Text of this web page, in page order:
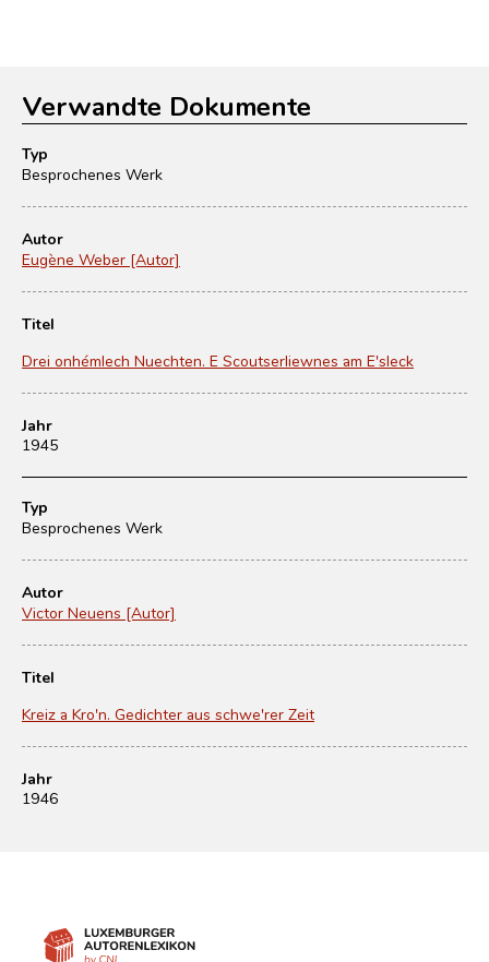
Verwandte Dokumente
Typ
Besprochenes Werk
Autor
Eugène Weber [Autor]
Titel
Drei onhémlech Nuechten. E Scoutserliewnes am E'sleck
Jahr
1945
Typ
Besprochenes Werk
Autor
Victor Neuens [Autor]
Titel
Kreiz a Kro'n. Gedichter aus schwe'rer Zeit
Jahr
1946